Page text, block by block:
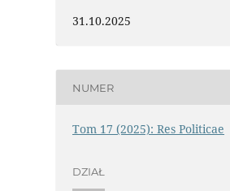
31.10.2025
NUMER
Tom 17 (2025): Res Politicae
DZIAŁ